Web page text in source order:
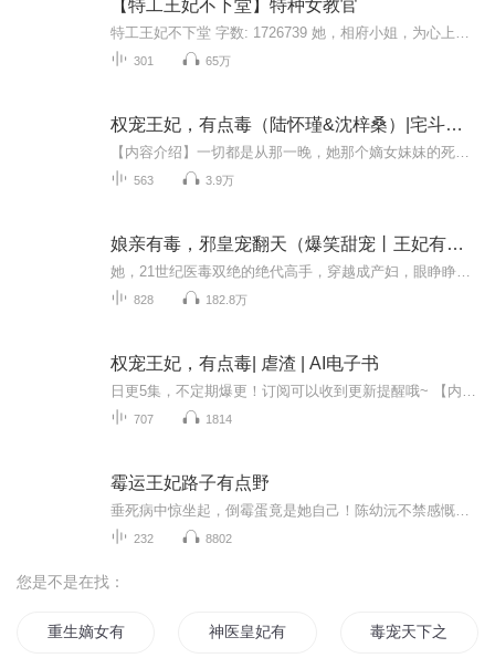
【特工王妃不下堂】特种女教官
301 65万
权宠王妃，有点毒（陆怀瑾&沈梓桑）|宅斗家斗小说
563 3.9万
娘亲有毒，邪皇宠翻天（爆笑甜宠丨王妃有点野）
828 182.8万
权宠王妃，有点毒| 虐渣 | AI电子书
707 1814
霉运王妃路子有点野
232 8802
您是不是在找：
重生嫡女有点毒 神医皇妃有点毒 毒宠天下之无良